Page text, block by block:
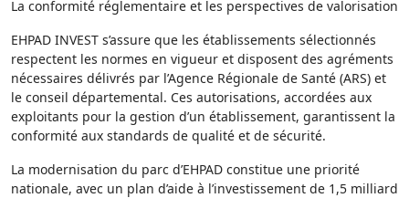
La conformité réglementaire et les perspectives de valorisation
EHPAD INVEST s’assure que les établissements sélectionnés
respectent les normes en vigueur et disposent des agréments
nécessaires délivrés par l’Agence Régionale de Santé (ARS) et
le conseil départemental. Ces autorisations, accordées aux
exploitants pour la gestion d’un établissement, garantissent la
conformité aux standards de qualité et de sécurité.
La modernisation du parc d’EHPAD constitue une priorité
nationale, avec un plan d’aide à l’investissement de 1,5 milliard